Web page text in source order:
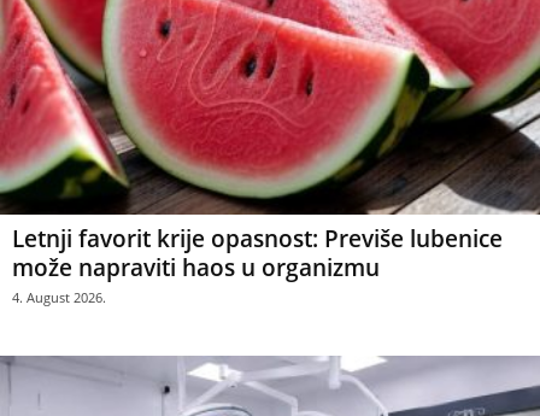
Letnji favorit krije opasnost: Previše lubenice
može napraviti haos u organizmu
4. August 2026.